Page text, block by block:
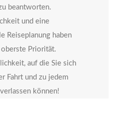
beantworten.
und eine
Reiseplanung haben
Priorität.
auf die Sie sich
Fahrt und zu jedem
können!